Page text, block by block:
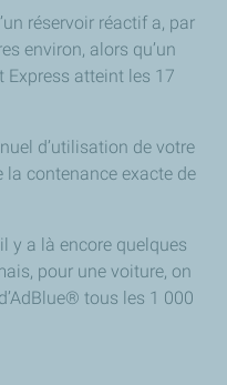
réservoir réactif a, par
environ, alors qu’un
atteint les 17
d’utilisation de votre
contenance exacte de
y a là encore quelques
pour une voiture, on
tous les 1 000